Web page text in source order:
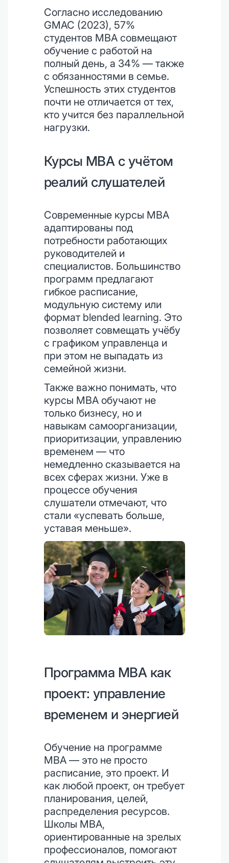
Согласно исследованию
GMAC (2023), 57%
студентов MBA совмещают
обучение с работой на
полный день, а 34% — также
с обязанностями в семье.
Успешность этих студентов
почти не отличается от тех,
кто учится без параллельной
нагрузки.
Курсы MBA с учётом
реалий слушателей
Современные курсы MBA
адаптированы под
потребности работающих
руководителей и
специалистов. Большинство
программ предлагают
гибкое расписание,
модульную систему или
формат blended learning. Это
позволяет совмещать учёбу
с графиком управленца и
при этом не выпадать из
семейной жизни.
Также важно понимать, что
курсы MBA обучают не
только бизнесу, но и
навыкам самоорганизации,
приоритизации, управлению
временем — что
немедленно сказывается на
всех сферах жизни. Уже в
процессе обучения
слушатели отмечают, что
стали «успевать больше,
уставая меньше».
Программа MBA как
проект: управление
временем и энергией
Обучение на программе
MBA — это не просто
расписание, это проект. И
как любой проект, он требует
планирования, целей,
распределения ресурсов.
Школы MBA,
ориентированные на зрелых
профессионалов, помогают